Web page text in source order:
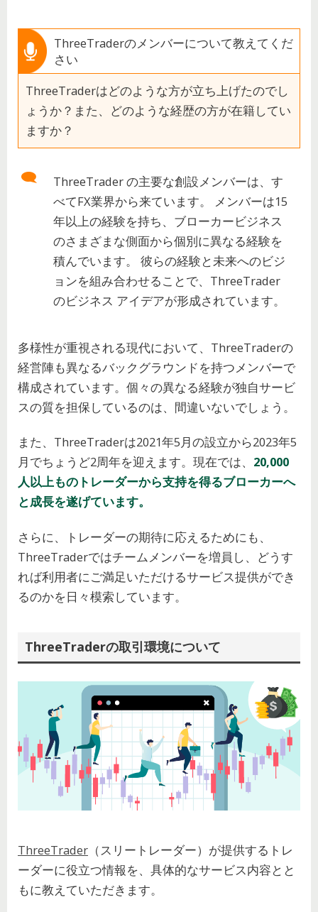
ThreeTraderのメンバーについて教えてくだ
さい
ThreeTraderはどのような方が立ち上げたのでし
ょうか？また、どのような経歴の方が在籍してい
ますか？
ThreeTrader の主要な創設メンバーは、す
べてFX業界から来ています。 メンバーは15
年以上の経験を持ち、ブローカービジネス
のさまざまな側面から個別に異なる経験を
積んでいます。 彼らの経験と未来へのビジ
ョンを組み合わせることで、ThreeTrader
のビジネス アイデアが形成されています。
多様性が重視される現代において、ThreeTraderの
経営陣も異なるバックグラウンドを持つメンバーで
構成されています。個々の異なる経験が独自サービ
スの質を担保しているのは、間違いないでしょう。
また、ThreeTraderは2021年5月の設立から2023年5
月でちょうど2周年を迎えます。現在では、 20,000
人以上ものトレーダーから支持を得るブローカーへ
と成長を遂げています。
さらに、トレーダーの期待に応えるためにも、
ThreeTraderではチームメンバーを増員し、どうす
れば利用者にご満足いただけるサービス提供ができ
るのかを日々模索しています。
ThreeTraderの取引環境について
ThreeTrader （スリートレーダー）が提供するトレ
ーダーに役立つ情報を、具体的なサービス内容とと
もに教えていただきます。